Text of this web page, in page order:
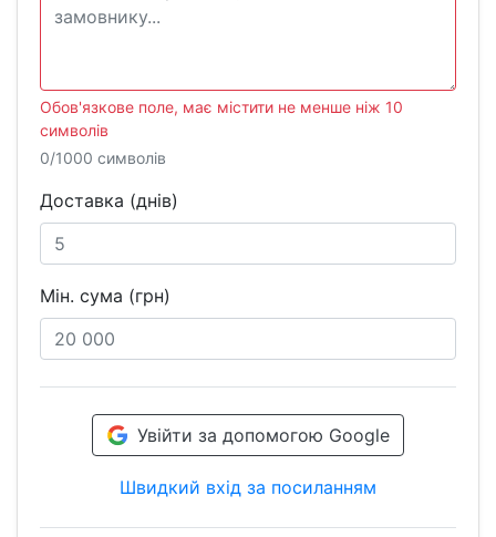
Обов'язкове поле, має містити не менше ніж 10
символів
0/1000 символів
Доставка (днів)
Мін. сума (грн)
Увійти за допомогою Google
Швидкий вхід за посиланням